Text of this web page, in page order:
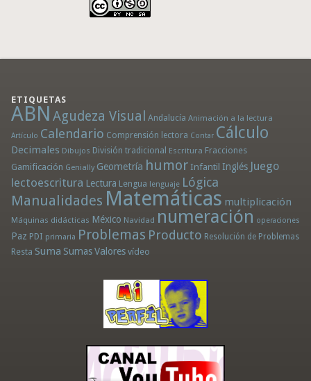
ETIQUETAS
ABN Agudeza Visual Andalucía Animación a la lectura
Artículo Calendario Comprensión lectora Contar Cálculo
Decimales Dibujos División tradicional Escritura Fracciones
Gamificación Genially Geometría humor Infantil Inglés Juego
lectoescritura Lectura Lengua lenguaje Lógica
Manualidades Matemáticas multiplicación
Máquinas didácticas México Navidad numeración operaciones
Paz PDI primaria Problemas Producto Resolución de Problemas
Resta Suma Sumas Valores vídeo